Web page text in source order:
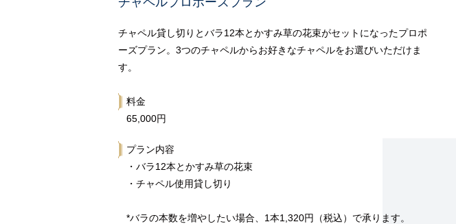
チャペル貸し切りとバラ12本とかすみ草の花束がセットになったプロポ
ーズプラン。3つのチャペルからお好きなチャペルをお選びいただけま
す。
料金
65,000円
プラン内容
・バラ12本とかすみ草の花束
・チャペル使用貸し切り
*バラの本数を増やしたい場合、1本1,320円（税込）で承ります。